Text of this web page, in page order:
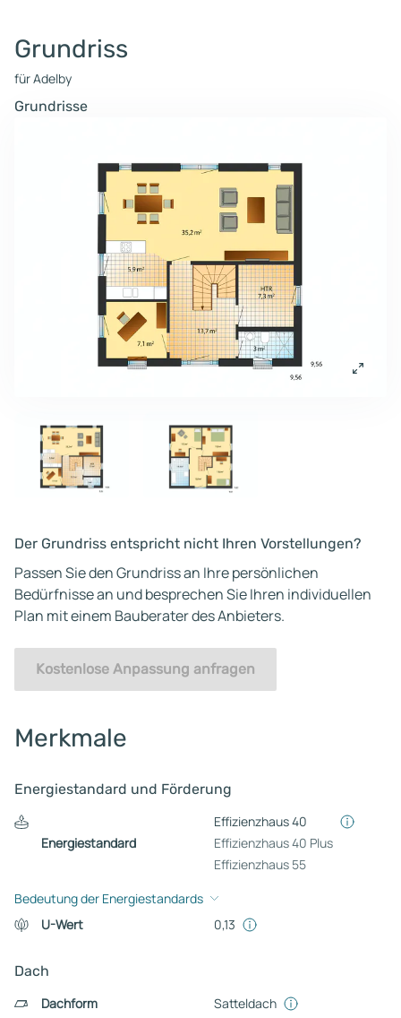
Grundriss
für Adelby
Grundrisse
Der Grundriss entspricht nicht Ihren Vorstellungen?
Passen Sie den Grundriss an Ihre persönlichen
Bedürfnisse an und besprechen Sie Ihren individuellen
Plan mit einem Bauberater des Anbieters.
Kostenlose Anpassung anfragen
Merkmale
Energiestandard und Förderung
Energiestandard
Effizienzhaus 40
Effizienzhaus 40 Plus
Effizienzhaus 55
Bedeutung der Energiestandards
U-Wert
0,13
Dach
Dachform
Satteldach